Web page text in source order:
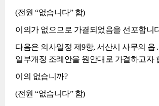
(전원 “없습니다” 함)
이의가 없으므로 가결되었음을 선포합니
다음은 의사일정 제9항, 서산시 사무의 읍
일부개정 조례안을 원안대로 가결하고자
이의 없습니까?
(전원 “없습니다” 함)